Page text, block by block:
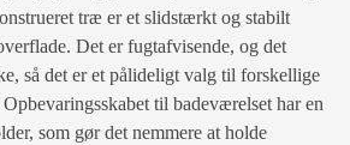
træ er et slidstærkt og stabilt
Det er fugtafvisende, og det
så det er et pålideligt valg til forskellige
til badeværelset har en
som gør det nemmere at holde